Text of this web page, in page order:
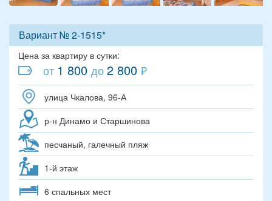
Вариант № 2-1515*
Цена за квартиру в сутки:
от 1 800 до2 800 ₽
улица Чкалова, 96-А
р-н Динамо и Старшинова
песчаный, галечный пляж
1-й этаж
6 спальных мест